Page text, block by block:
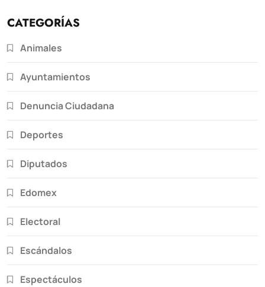
CATEGORÍAS
Animales
Ayuntamientos
Denuncia Ciudadana
Deportes
Diputados
Edomex
Electoral
Escándalos
Espectáculos